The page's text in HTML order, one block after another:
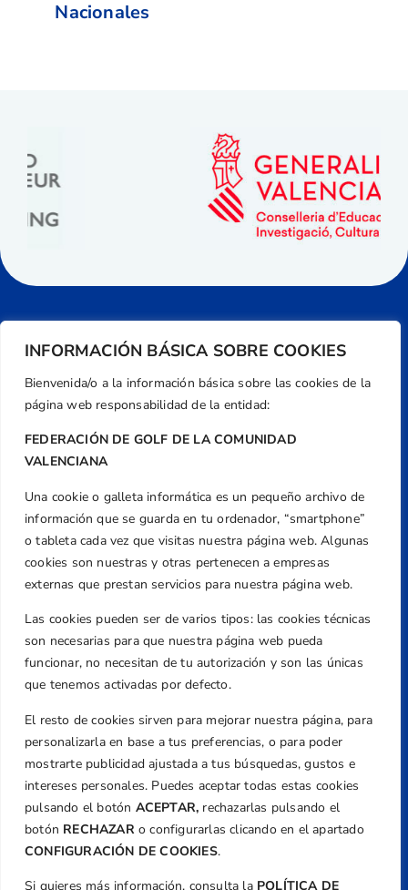
INFORMACIÓN BÁSICA SOBRE COOKIES
Bienvenida/o a la información básica sobre las cookies de la
página web responsabilidad de la entidad:
FEDERACIÓN DE GOLF DE LA COMUNIDAD
VALENCIANA
Una cookie o galleta informática es un pequeño archivo de
información que se guarda en tu ordenador, “smartphone”
o tableta cada vez que visitas nuestra página web. Algunas
cookies son nuestras y otras pertenecen a empresas
externas que prestan servicios para nuestra página web.
Las cookies pueden ser de varios tipos: las cookies técnicas
son necesarias para que nuestra página web pueda
funcionar, no necesitan de tu autorización y son las únicas
que tenemos activadas por defecto.
El resto de cookies sirven para mejorar nuestra página, para
personalizarla en base a tus preferencias, o para poder
mostrarte publicidad ajustada a tus búsquedas, gustos e
intereses personales. Puedes aceptar todas estas cookies
pulsando el botón ACEPTAR, rechazarlas pulsando el
botón RECHAZARo configurarlas clicando en el apartado
CONFIGURACIÓN DE COOKIES.
Si quieres más información, consulta la POLÍTICA DE
Nacionales
Dirección
Centre de L´Esport, Carrer d'Isaac Peral i
Caballero, Nº 5, Despachos 2 y 3, 46980,
Valencia
Teléfono
+34 961 367 799
Email
federacion@golfcv.com
Aviso Legal
Política de Privacidad
Transparencia
Normativa
Federación